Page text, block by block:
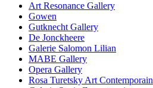
Art Resonance Gallery
Gowen
Gutknecht Gallery
De Jonckheere
Galerie Salomon Lilian
MABE Gallery
Opera Gallery
Rosa Turetsky Art Contemporain